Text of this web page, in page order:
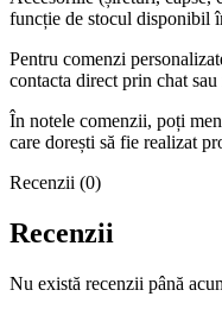
funcție de stocul disponibil
Pentru comenzi
contacta direct prin chat
În notele comenzii, poți
care dorești să fie realizat
Recenzii (0)
Recenzii
Nu există recenzii până